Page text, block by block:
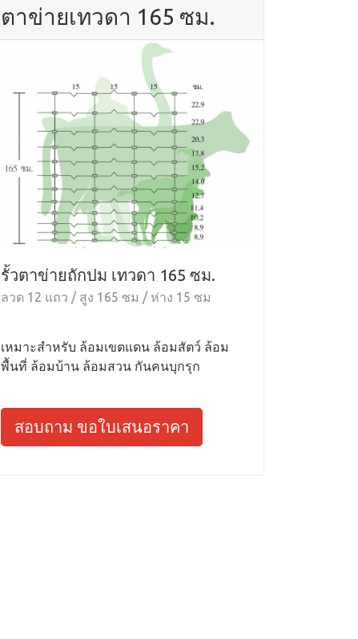
ตาข่ายเทวดา 165 ซม.
รั้วตาข่ายถักปม เทวดา 165 ซม.
ลวด 12 แถว / สูง 165 ซม / ห่าง 15 ซม
เหมาะสำหรับ ล้อมเขตแดน ล้อมสัตว์ ล้อม
พื้นที่ ล้อมบ้าน ล้อมสวน กันคนบุกรุก
สอบถาม ขอใบเสนอราคา